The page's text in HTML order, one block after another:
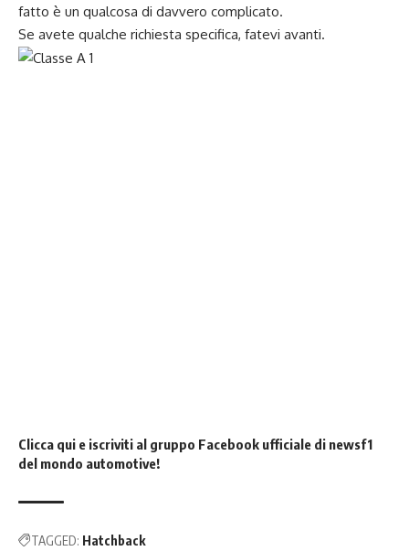
fatto è un qualcosa di davvero complicato.
Se avete qualche richiesta specifica, fatevi avanti.
Clicca qui e iscriviti al gruppo Facebook ufficiale di newsf1
del mondo automotive!
TAGGED: Hatchback